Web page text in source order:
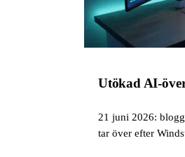
Utökad AI-
21 juni 2026:
tar över efter